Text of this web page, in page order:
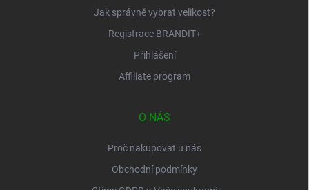
Jak správně vybrat velikost?
Registrace BRANDIT+
Přihlášení
Affiliate program
O NÁS
Proč nakupovat u nás
Obchodní podmínky